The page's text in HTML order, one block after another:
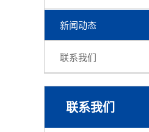
新闻动态
联系我们
联系我们